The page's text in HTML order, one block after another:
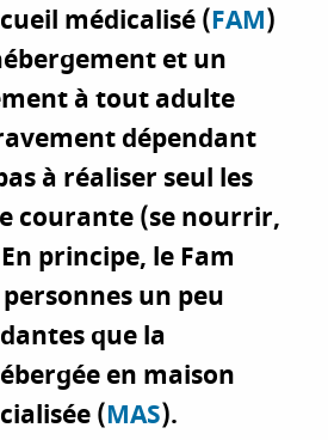
u
médicalisé (FAM)
et un
à tout adulte
dépendant
à réaliser seul les
courante (se nourrir,
principe, le Fam
un peu
que la
en maison
(MAS).